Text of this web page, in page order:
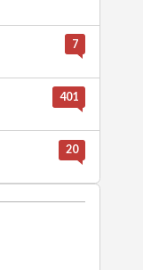
7
401
20